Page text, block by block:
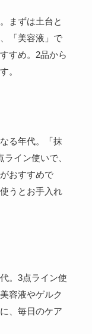
まずは土台と
「美容液」で
すめ。2品から
。
る年代。「抹
イン使いで、
おすすめで
うとお手入れ
。3点ライン使
容液やゲルク
、毎日のケア